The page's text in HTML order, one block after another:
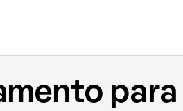
para